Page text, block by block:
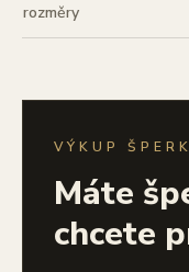
rozměry
VÝKUP
Máte
chcete